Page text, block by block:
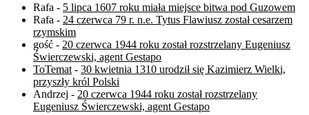
Rafa - 5 lipca 1607 roku miała miejsce bitwa pod Guzowem
Rafa - 24 czerwca 79 r. n.e. Tytus Flawiusz został cesarzem
rzymskim
gość - 20 czerwca 1944 roku został rozstrzelany Eugeniusz
Świerczewski, agent Gestapo
ToTemat - 30 kwietnia 1310 urodził się Kazimierz Wielki,
przyszły król Polski
Andrzej - 20 czerwca 1944 roku został rozstrzelany
Eugeniusz Świerczewski, agent Gestapo